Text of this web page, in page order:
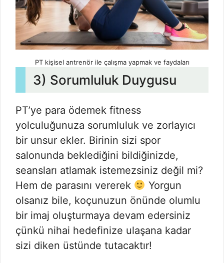
PT kişisel antrenör ile çalışma yapmak ve faydaları
3) Sorumluluk Duygusu
PT’ye para ödemek fitness
yolculuğunuza sorumluluk ve zorlayıcı
bir unsur ekler. Birinin sizi spor
salonunda beklediğini bildiğinizde,
seansları atlamak istemezsiniz değil mi?
Hem de parasını vererek
Yorgun
olsanız bile, koçunuzun önünde olumlu
bir imaj oluşturmaya devam edersiniz
çünkü nihai hedefinize ulaşana kadar
sizi diken üstünde tutacaktır!